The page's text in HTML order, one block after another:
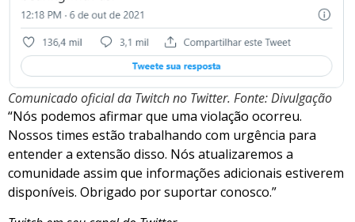
Comunicado oficial da Twitch no Twitter. Fonte: Divulgação
“Nós podemos afirmar que uma violação ocorreu.
Nossos times estão trabalhando com urgência para
entender a extensão disso. Nós atualizaremos a
comunidade assim que informações adicionais estiverem
disponíveis. Obrigado por suportar conosco.”